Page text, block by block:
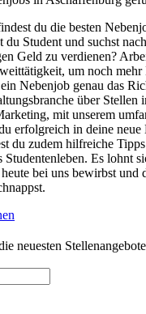
du die besten
Student und suchst
Geld zu verdienen?
um noch
Nebenjob genau das
über Stellen
mit unserem
erfolgreich in deine
du zudem hilfreiche
Es lohnt
bei uns bewirbst und
neuesten